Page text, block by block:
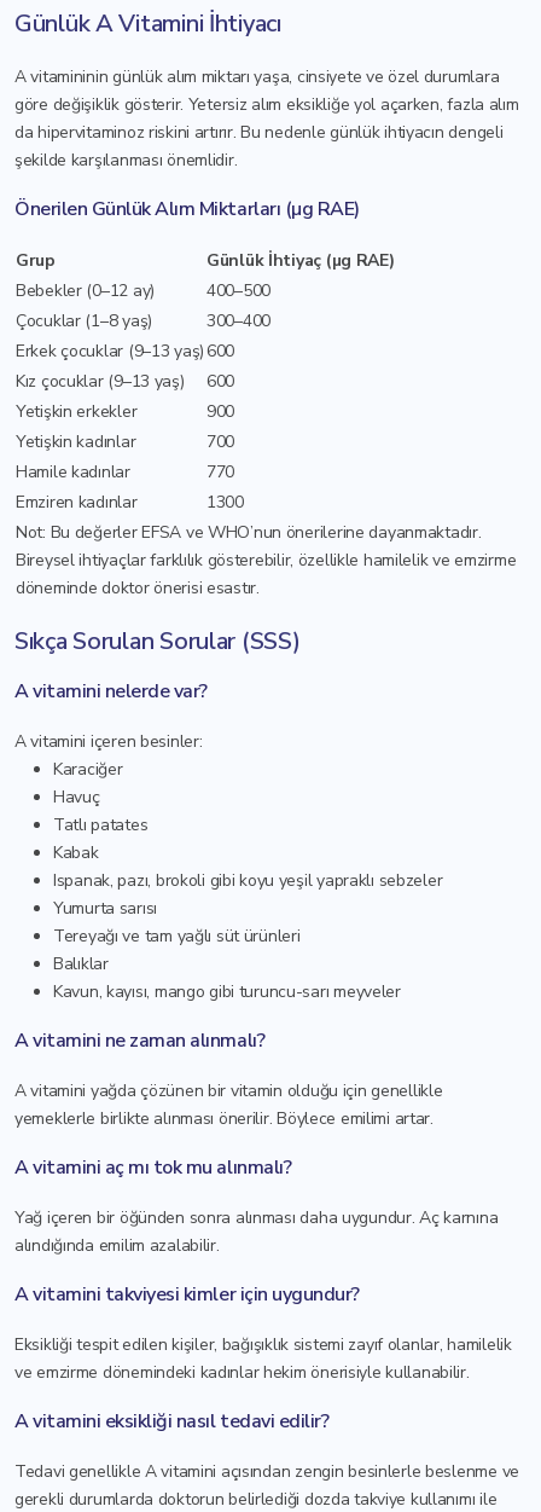
Günlük A Vitamini İhtiyacı
A vitamininin günlük alım miktarı yaşa, cinsiyete ve özel durumlara
göre değişiklik gösterir. Yetersiz alım eksikliğe yol açarken, fazla alım
da hipervitaminoz riskini artırır. Bu nedenle günlük ihtiyacın dengeli
şekilde karşılanması önemlidir.
Önerilen Günlük Alım Miktarları (µg RAE)
Grup
Günlük İhtiyaç (µg RAE)
Bebekler (0–12 ay)
400–500
Çocuklar (1–8 yaş)
300–400
Erkek çocuklar (9–13 yaş)600
Kız çocuklar (9–13 yaş)
600
Yetişkin erkekler
900
Yetişkin kadınlar
700
Hamile kadınlar
770
Emziren kadınlar
1300
Not: Bu değerler EFSA ve WHO’nun önerilerine dayanmaktadır.
Bireysel ihtiyaçlar farklılık gösterebilir, özellikle hamilelik ve emzirme
döneminde doktor önerisi esastır.
Sıkça Sorulan Sorular (SSS)
A vitamini nelerde var?
A vitamini içeren besinler:
Karaciğer
Havuç
Tatlı patates
Kabak
Ispanak, pazı, brokoli gibi koyu yeşil yapraklı sebzeler
Yumurta sarısı
Tereyağı ve tam yağlı süt ürünleri
Balıklar
Kavun, kayısı, mango gibi turuncu-sarı meyveler
A vitamini ne zaman alınmalı?
A vitamini yağda çözünen bir vitamin olduğu için genellikle
yemeklerle birlikte alınması önerilir. Böylece emilimi artar.
A vitamini aç mı tok mu alınmalı?
Yağ içeren bir öğünden sonra alınması daha uygundur. Aç karnına
alındığında emilim azalabilir.
A vitamini takviyesi kimler için uygundur?
Eksikliği tespit edilen kişiler, bağışıklık sistemi zayıf olanlar, hamilelik
ve emzirme dönemindeki kadınlar hekim önerisiyle kullanabilir.
A vitamini eksikliği nasıl tedavi edilir?
Tedavi genellikle A vitamini açısından zengin besinlerle beslenme ve
gerekli durumlarda doktorun belirlediği dozda takviye kullanımı ile